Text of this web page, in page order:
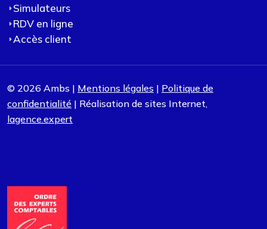
Simulateurs
RDV en ligne
Accès client
© 2026 Ambs | Mentions légales | Politique de
confidentialité | Réalisation de sites Internet,
lagence.expert